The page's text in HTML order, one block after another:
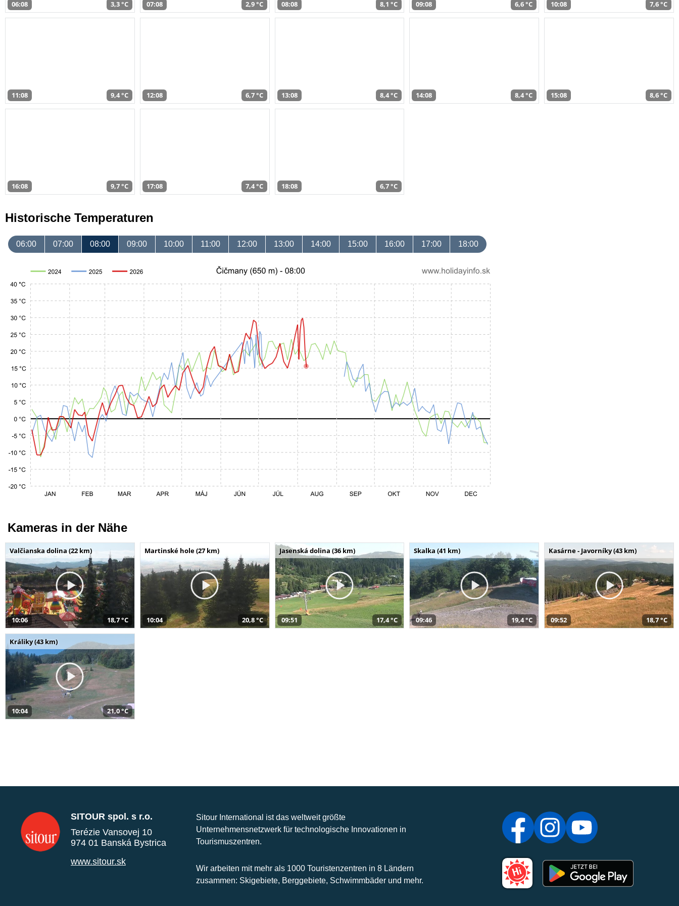
06:08 3,3 °C 07:08 2,9 °C 08:08 8,1 °C 09:08 6,6 °C 10:08 7,6 °C
11:08 9,4 °C 12:08 6,7 °C 13:08 8,4 °C 14:08 8,4 °C 15:08 8,6 °C
16:08 9,7 °C 17:08 7,4 °C 18:08 6,7 °C
Historische Temperaturen
06:00 07:00 08:00 09:00 10:00 11:00 12:00 13:00 14:00 15:00 16:00 17:00 18:00
Kameras in der Nähe
Valčianska dolina (22 km)
10:06 18,7 °C
Martinské hole (27 km)
10:04 20,8 °C
Jasenská dolina (36 km)
09:51 17,4 °C
Skalka (41 km)
09:46 19,4 °C
Kasárne - Javorníky (43 km)
09:52 18,7 °C
Králiky (43 km)
10:04 21,0 °C
SITOUR spol. s r.o.
Terézie Vansovej 10
974 01 Banská Bystrica
www.sitour.sk
Sitour International ist das weltweit größte
Unternehmensnetzwerk für technologische Innovationen in
Tourismuszentren.
Wir arbeiten mit mehr als 1000 Touristenzentren in 8 Ländern
zusammen: Skigebiete, Berggebiete, Schwimmbäder und mehr.